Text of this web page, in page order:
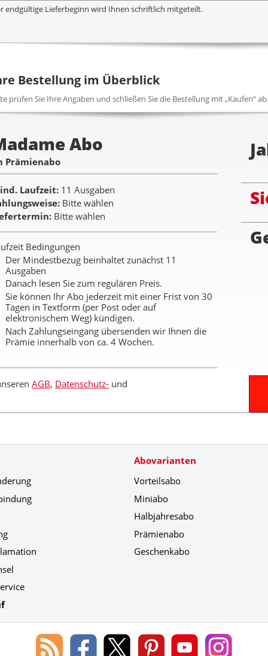
endgültige Lieferbeginn wird Ihnen schriftlich mitgeteilt.
Bestellung im Überblick
prüfen Sie Ihre Angaben und schließen Sie die Bestellung mit „Kaufen“ ab.
Abo
Prämienabo
Laufzeit 11 Ausgaben
Bitte wählen
Bitte wählen
Bedingungen
Der Mindestbezug beinhaltet zunächst 11
Ausgaben
Danach lesen Sie zum regulären Preis.
Sie können Ihr Abo jederzeit mit einer Frist von 30
Tagen in Textform (per Post oder auf
elektronischem Weg) kündigen.
Nach Zahlungseingang übersenden wir Ihnen die
Prämie innerhalb von ca. 4 Wochen.
AGB, Datenschutz- und
Abovarianten
Vorteilsabo
Miniabo
Halbjahresabo
Prämienabo
Geschenkabo
Blog
des
Lorenz
Leserservice
Lorenz
Leserservice
Lorenz
Leserservice
Lorenz
Leserservice
Lorenz